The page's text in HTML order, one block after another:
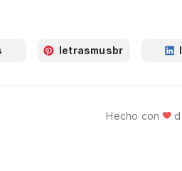
letrasmusbr
Hecho con